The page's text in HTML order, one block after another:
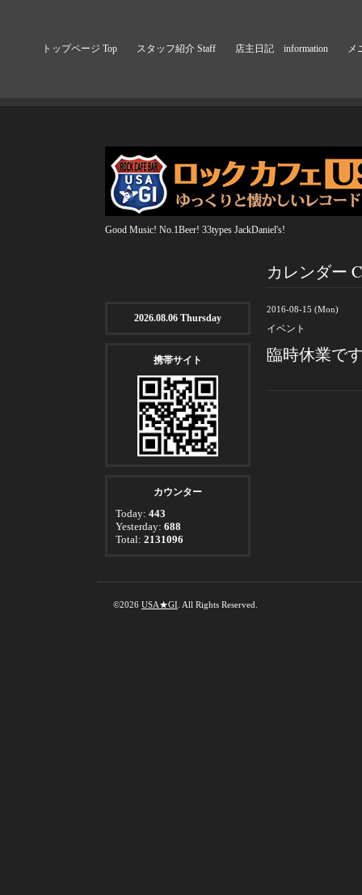
トップページ Top スタッフ紹介 Staff 店主日記 information メ
Good Music! No.1Beer! 33types JackDaniel's!
カレンダー
2016-08-15 (Mon)
イベント
臨時休業で
2026.08.06 Thursday
携帯サイト
カウンター
Today: 443
Yesterday: 688
Total: 2131096
©2026 USA★GI . All Rights Reserved.